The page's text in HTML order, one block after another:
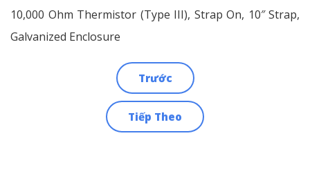
10,000 Ohm Thermistor (Type III), Strap On, 10″ Strap,
Galvanized Enclosure
Trước
Tiếp Theo